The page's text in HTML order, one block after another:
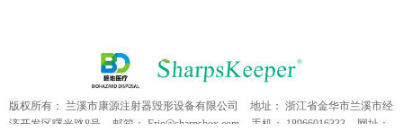
版权所有： 兰溪市康源注射器毁形设备有限公司 地址： 浙江省金华市兰溪市经
济开发区曙光路8号
邮箱： Eric@sharpsbox.com 手机： 18966016333
网址：